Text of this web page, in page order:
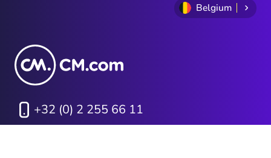
Belgium
+32 (0) 2 255 66 11